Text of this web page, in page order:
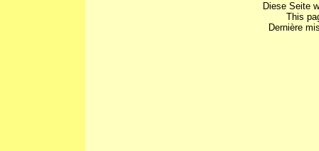
Diese Seite
This
Dernière